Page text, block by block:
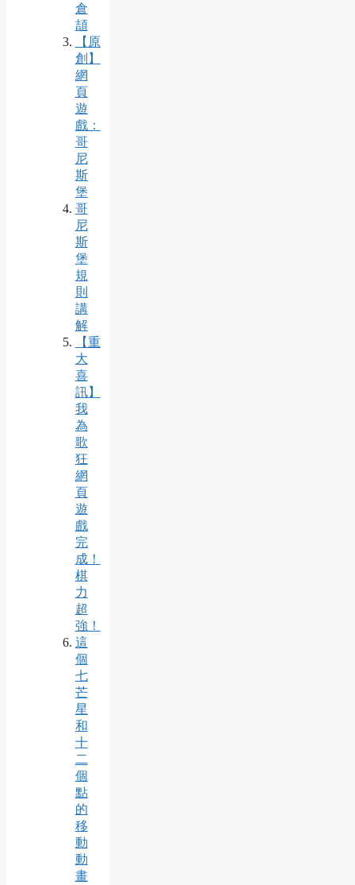
倉
頡
【原
創】
網
頁
遊
戲：
哥
尼
斯
堡
哥
尼
斯
堡
規
則
講
解
【重
大
喜
訊】
我
為
歌
狂
網
頁
遊
戲
完
成！
棋
力
超
強！
這
個
七
芒
星
和
十
二
個
點
的
移
動
動
畫